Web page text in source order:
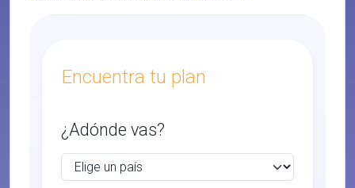
Encuentra tu plan
¿Adónde vas?